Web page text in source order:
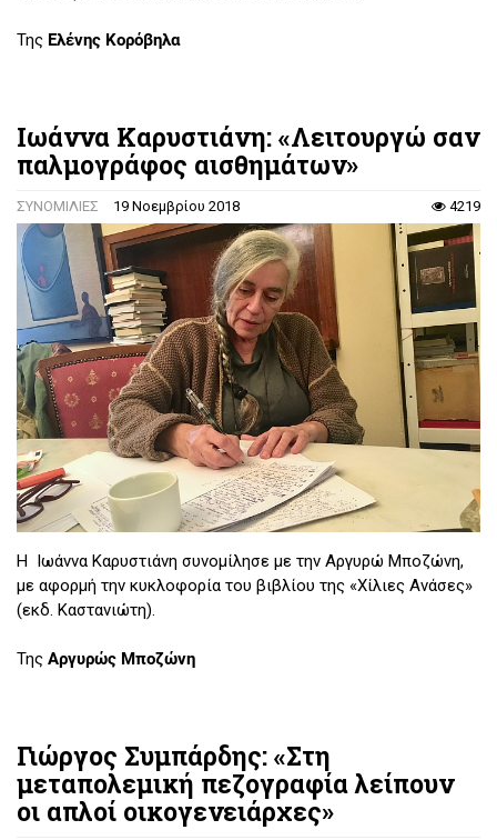
Της Ελένης Κορόβηλα
Ιωάννα Καρυστιάνη: «Λειτουργώ σαν
παλμογράφος αισθημάτων»
ΣΥΝΟΜΙΛΙΕΣ 19 Νοεμβρίου 2018 4219
Η Ιωάννα Καρυστιάνη συνομίλησε με την Αργυρώ Μποζώνη,
με αφορμή την κυκλοφορία του βιβλίου της «Χίλιες Ανάσες»
(εκδ. Καστανιώτη).
Της Αργυρώς Μποζώνη
Γιώργος Συμπάρδης: «Στη
μεταπολεμική πεζογραφία λείπουν
οι απλοί οικογενειάρχες»